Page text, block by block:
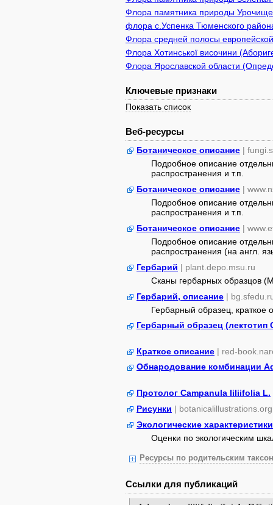
Флора памятника природы
флора с.Успенка Тюменского
Флора средней полосы
Флора Хотинської височини
Флора Ярославской области
Ключевые признаки
Показать список
Веб-ресурсы
Ботаническое описание |
Подробное описание
распространения и т.п.
Ботаническое описание |
Подробное описание
распространения и т.п.
Ботаническое описание |
Подробное описание
распространения (на англ.
Гербарий | plant.depo.msu.ru
Сканы гербарных образцов
Гербарий, описание |
Гербарный образец, краткое
Гербарный образец
Краткое описание | red-
Обнародование комбинации
Протолог Campanula liliifolia L.
Рисунки | botanicalillustrations.org
Экологические характеристики
Оценки по экологическим
Ресурсы по родительским
Ссылки для публикаций